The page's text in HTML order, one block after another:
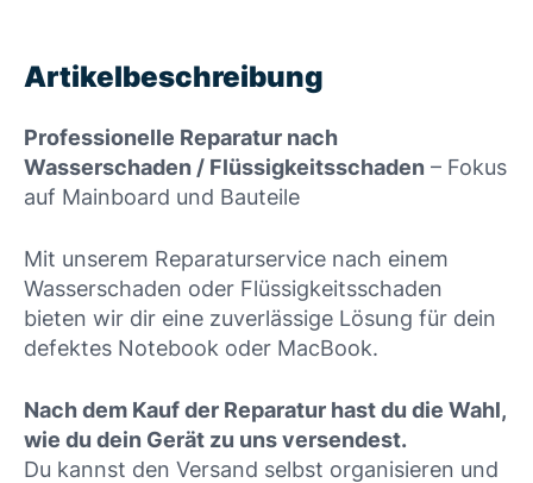
Artikelbeschreibung
Professionelle Reparatur nach
Wasserschaden / Flüssigkeitsschaden – Fokus
auf Mainboard und Bauteile
Mit unserem Reparaturservice nach einem
Wasserschaden oder Flüssigkeitsschaden
bieten wir dir eine zuverlässige Lösung für dein
defektes Notebook oder MacBook.
Nach dem Kauf der Reparatur hast du die Wahl,
wie du dein Gerät zu uns versendest.
Du kannst den Versand selbst organisieren und